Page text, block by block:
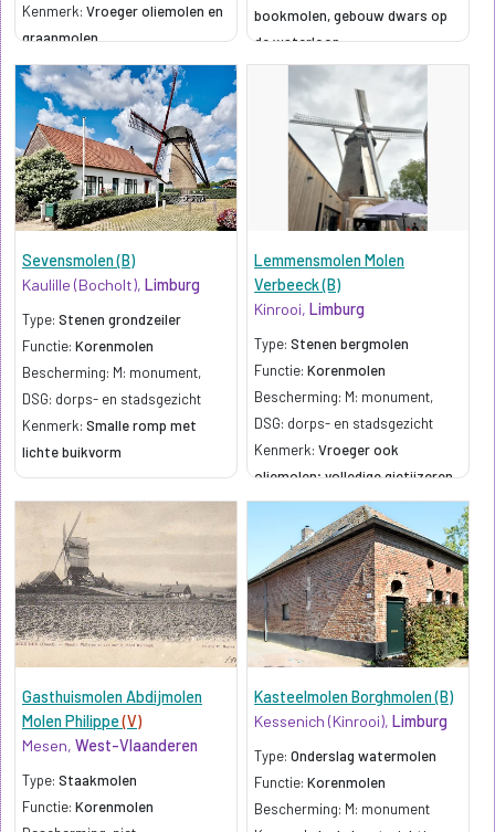
Kenmerk: Vroeger oliemolen en
graanmolen
bookmolen, gebouw dwars op
de waterloop
Sevensmolen (B)
Kaulille (Bocholt), Limburg
Type: Stenen grondzeiler
Functie: Korenmolen
Bescherming: M: monument,
DSG: dorps- en stadsgezicht
Kenmerk: Smalle romp met
lichte buikvorm
Lemmensmolen Molen
Verbeeck (B)
Kinrooi,Limburg
Type:Stenen bergmolen
Functie:Korenmolen
Bescherming: M: monument,
DSG: dorps- en stadsgezicht
Kenmerk:Vroeger ook
oliemolen; volledige gietijzeren
molenas
Gasthuismolen Abdijmolen
Molen Philippe(V)
Mesen, West-Vlaanderen
Type: Staakmolen
Functie: Korenmolen
Kasteelmolen Borghmolen (B)
Kessenich (Kinrooi),Limburg
Type:Onderslag watermolen
Functie:Korenmolen
Bescherming: M: monument